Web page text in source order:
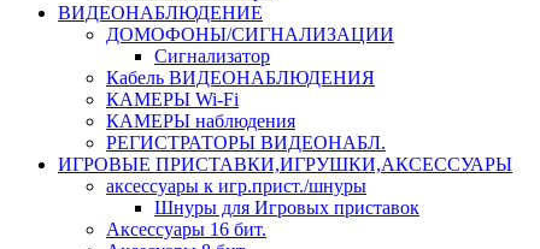
ВИДЕОНАБЛЮДЕНИЕ
ДОМОФОНЫ/СИГНАЛИЗАЦИИ
Сигнализатор
Кабель ВИДЕОНАБЛЮДЕНИЯ
КАМЕРЫ Wi-Fi
КАМЕРЫ наблюдения
РЕГИСТРАТОРЫ ВИДЕОНАБЛ.
ИГРОВЫЕ ПРИСТАВКИ,ИГРУШКИ,АКСЕССУАРЫ
аксесcуары к игр.прист./шнуры
Шнуры для Игровых приставок
Аксессуары 16 бит.